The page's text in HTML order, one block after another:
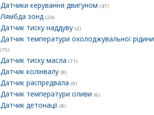
Датчики керування двигуном (47)
Лямбда зонд (24)
Датчик тиску наддуву (2)
Датчик температури охолоджувальної рідини
(75)
Датчик тиску масла (71)
Датчик колінвалу (8)
Датчик распредвала (9)
Датчик температури оливи (6)
Датчик детонації (8)